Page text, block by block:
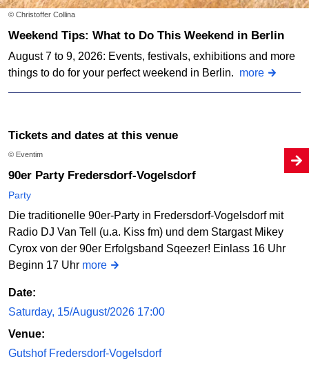
© Christoffer Collina
Weekend Tips: What to Do This Weekend in Berlin
August 7 to 9, 2026: Events, festivals, exhibitions and more
things to do for your perfect weekend in Berlin. more
Tickets and dates at this venue
© Eventim
90er Party Fredersdorf-Vogelsdorf
Party
Die traditionelle 90er-Party in Fredersdorf-Vogelsdorf mit
Radio DJ Van Tell (u.a. Kiss fm) und dem Stargast Mikey
Cyrox von der 90er Erfolgsband Sqeezer! Einlass 16 Uhr
Beginn 17 Uhr more
Date:
Saturday, 15/August/2026 17:00
Venue:
Gutshof Fredersdorf-Vogelsdorf